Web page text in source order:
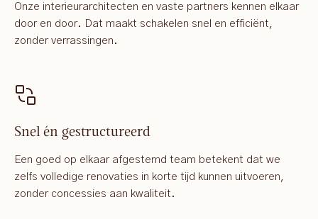
Onze interieurarchitecten en vaste partners kennen elkaar
door en door. Dat maakt schakelen snel en efficiënt,
zonder verrassingen.
Snel én gestructureerd
Een goed op elkaar afgestemd team betekent dat we
zelfs volledige renovaties in korte tijd kunnen uitvoeren,
zonder concessies aan kwaliteit.